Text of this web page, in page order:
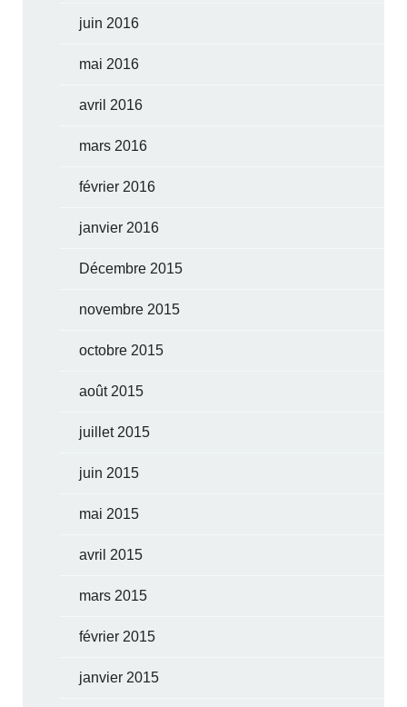
juin 2016
mai 2016
avril 2016
mars 2016
février 2016
janvier 2016
Décembre 2015
novembre 2015
octobre 2015
août 2015
juillet 2015
juin 2015
mai 2015
avril 2015
mars 2015
février 2015
janvier 2015